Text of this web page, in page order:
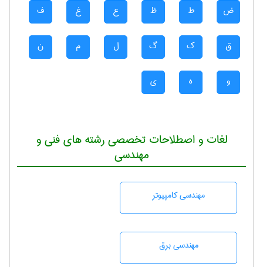
ض ط ظ ع غ ف
ق ک گ ل م ن
و ه ی
لغات و اصطلاحات تخصصی رشته های فنی و
مهندسی
مهندسی كامپيوتر
مهندسی برق